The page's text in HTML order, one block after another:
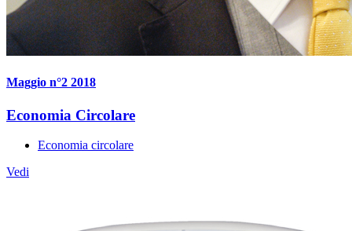
Maggio n°2 2018
Economia Circolare
Economia circolare
Vedi